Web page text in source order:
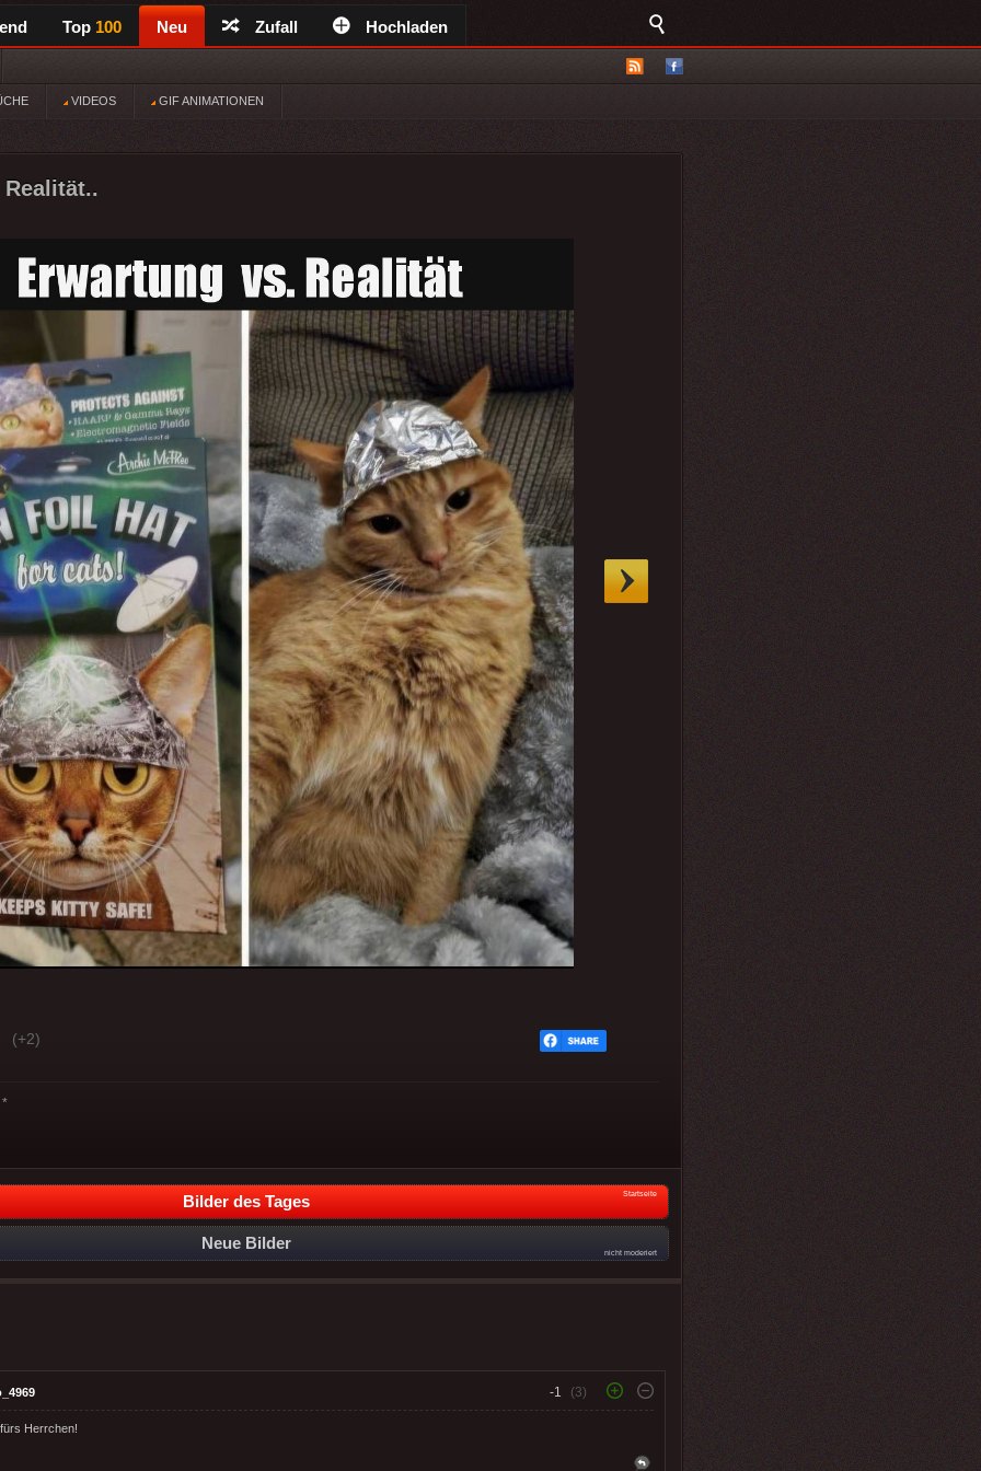
Top 100 Neu Zufall Hochladen
VIDEOS GIF ANIMATIONEN
(+2)
Bilder des Tages Startseite
Neue Bilder
nicht moderiert
-1 (3)
Herrchen!